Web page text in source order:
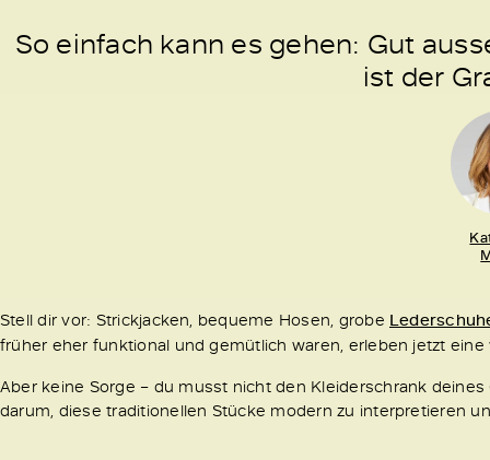
So einfach kann es gehen: Gut
ist der
Stell dir vor: Strickjacken, bequeme Hosen, grobe
früher eher funktional und gemütlich waren, erleben jetzt
Aber keine Sorge – du musst nicht den Kleiderschrank
darum, diese traditionellen Stücke modern zu interpretieren